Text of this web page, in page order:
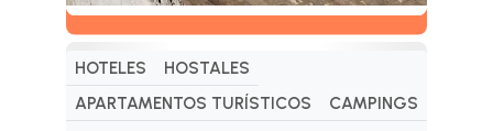
HOTELES
HOSTALES
APARTAMENTOS TURÍSTICOS
CAMPINGS